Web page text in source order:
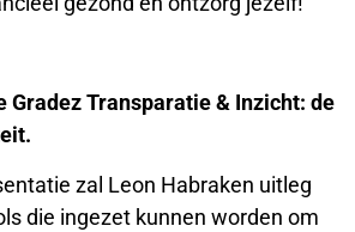
Gradez Transparatie & Inzicht: de
zal Leon Habraken uitleg
die ingezet kunnen worden om